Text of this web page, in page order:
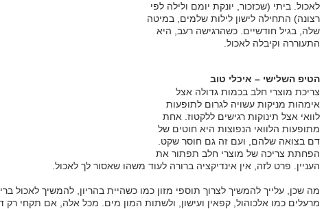
לאכול. ביתי (שכזכור, יונקת יומם ולילה לפי
רצונה) התחילה לישון לילות שלמים, במיטה
שלה, בגיל חודשיים. כשהרגישה רעב, היא
התעוררה וקיבלה לאכול.
הטיפ השלישי – איכלי טוב
צריכת מוצרי חלב בכמות גדולה אצל
אימהות מניקות עשויה לגרום לתופעות
לוואי אצל תינוקות רגישים ללקטוז. אחת
מתופעות הלוואי הנפוצות היא חוטים של
דם בצואה שלהם, ועם זה גם חוסר שקט.
הפחתת צריכה של מוצרי חלב תפתור את
העניין. פרט לזה, אין אינדיקציה ברורה לעוד משהו שאסור לך לאכול.
מה שכן, עלייך להמשיך לצרוך תוספי מזון כמו כשהיית בהריון, להמשיך לאכול
מרעלים כמו אלכוהול, קפאין ועישון, ולשתות המון מים. מכל אלה, אם תקחי